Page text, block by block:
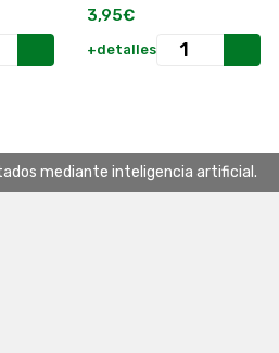
3,95€
+detalles
mediante inteligencia artificial.